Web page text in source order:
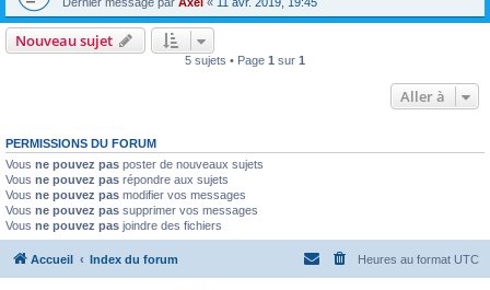
Nouveau sujet
5 sujets • Page 1 sur 1
Aller à
PERMISSIONS DU FORUM
Vous ne pouvez pas poster de nouveaux sujets
Vous ne pouvez pas répondre aux sujets
Vous ne pouvez pas modifier vos messages
Vous ne pouvez pas supprimer vos messages
Vous ne pouvez pas joindre des fichiers
Accueil Index du forum Heures au format UTC